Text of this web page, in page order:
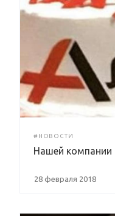
#НОВОСТИ
Нашей компании
28 февраля 2018